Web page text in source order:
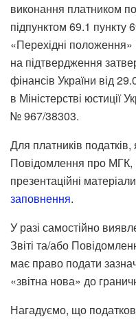
виконання платником
підпунктом 69.1 пункту
«Перехідні положення»
на підтвердження
фінансів України від
в Міністерстві юстиції
№ 967/38303.
Для платників
Повідомлення про МГК,
презентаційні
заповнення.
У разі самостійно
Звіті та/або
має право подати
«звітна нова» до
Нагадуємо, що